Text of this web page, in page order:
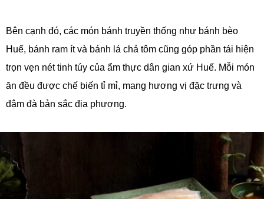
Bên cạnh đó, các món bánh truyền thống như bánh bèo
Huế, bánh ram ít và bánh lá chả tôm cũng góp phần tái hiện
trọn vẹn nét tinh túy của ẩm thực dân gian xứ Huế. Mỗi món
ăn đều được chế biến tỉ mỉ, mang hương vị đặc trưng và
đậm đà bản sắc địa phương.